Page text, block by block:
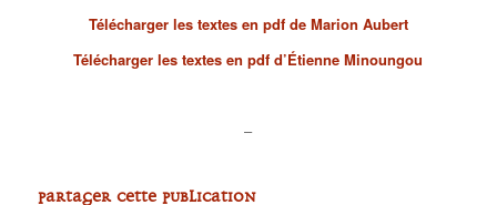
Télécharger les textes en pdf de Marion Aubert
Télécharger les textes en pdf d’Étienne Minoungou
–
Partager cette publication